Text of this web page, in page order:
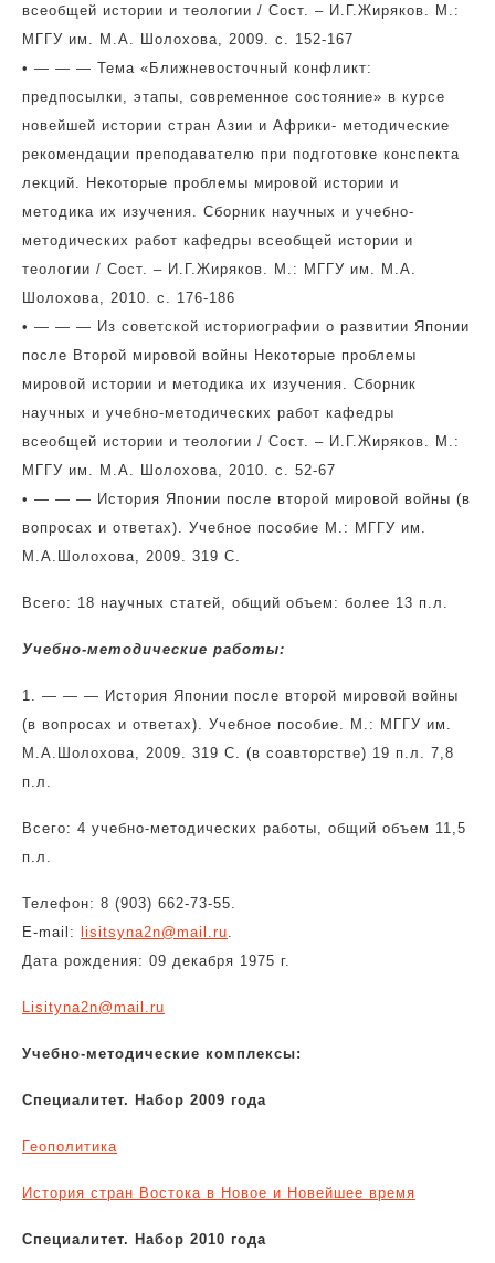
всеобщей истории и теологии / Сост. – И.Г.Жиряков. М.:
МГГУ им. М.А. Шолохова, 2009. с. 152-167
• — — — Тема «Ближневосточный конфликт:
предпосылки, этапы, современное состояние» в курсе
новейшей истории стран Азии и Африки- методические
рекомендации преподавателю при подготовке конспекта
лекций. Некоторые проблемы мировой истории и
методика их изучения. Сборник научных и учебно-
методических работ кафедры всеобщей истории и
теологии / Сост. – И.Г.Жиряков. М.: МГГУ им. М.А.
Шолохова, 2010. с. 176-186
• — — — Из советской историографии о развитии Японии
после Второй мировой войны Некоторые проблемы
мировой истории и методика их изучения. Сборник
научных и учебно-методических работ кафедры
всеобщей истории и теологии / Сост. – И.Г.Жиряков. М.:
МГГУ им. М.А. Шолохова, 2010. с. 52-67
• — — — История Японии после второй мировой войны (в
вопросах и ответах). Учебное пособие М.: МГГУ им.
М.А.Шолохова, 2009. 319 С.
Всего: 18 научных статей, общий объем: более 13 п.л.
Учебно-методические работы:
1. — — — История Японии после второй мировой войны
(в вопросах и ответах). Учебное пособие. М.: МГГУ им.
М.А.Шолохова, 2009. 319 С. (в соавторстве) 19 п.л. 7,8
п.л.
Всего: 4 учебно-методических работы, общий объем 11,5
п.л.
Телефон: 8 (903) 662-73-55.
E-mail:
lisitsyna2n@mail.ru.
Дата рождения: 09 декабря 1975 г.
Lisityna2n@mail.ru
Учебно-методические комплексы:
Специалитет. Набор 2009 года
Геополитика
История стран Востока в Новое и Новейшее время
Специалитет. Набор 2010 года